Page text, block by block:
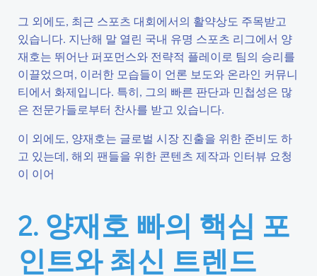
그 외에도, 최근 스포츠 대회에서의 활약상도 주목받고
있습니다. 지난해 말 열린 국내 유명 스포츠 리그에서 양
재호는 뛰어난 퍼포먼스와 전략적 플레이로 팀의 승리를
이끌었으며, 이러한 모습들이 언론 보도와 온라인 커뮤니
티에서 화제입니다. 특히, 그의 빠른 판단과 민첩성은 많
은 전문가들로부터 찬사를 받고 있습니다.
이 외에도, 양재호는 글로벌 시장 진출을 위한 준비도 하
고 있는데, 해외 팬들을 위한 콘텐츠 제작과 인터뷰 요청
이 이어
2. 양재호 빠의 핵심 포
인트와 최신 트렌드